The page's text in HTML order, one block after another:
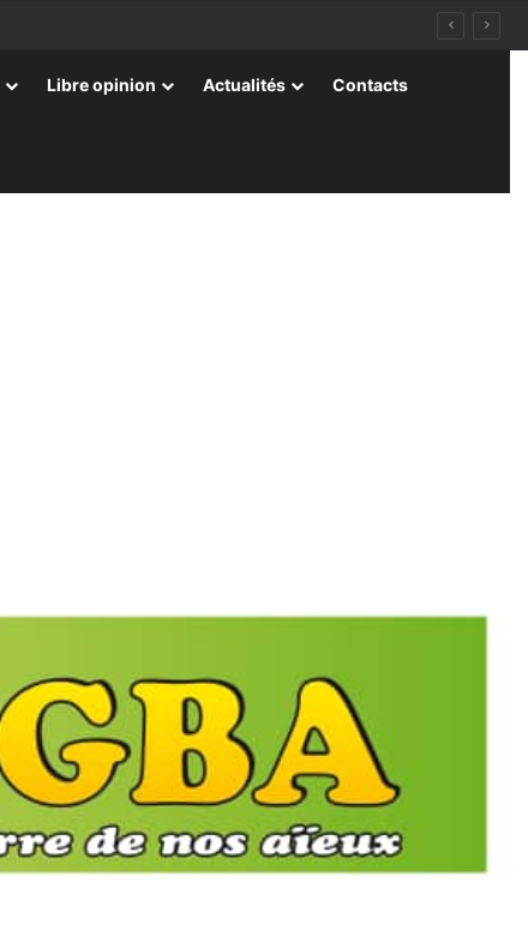
Libre opinion Actualités Contacts